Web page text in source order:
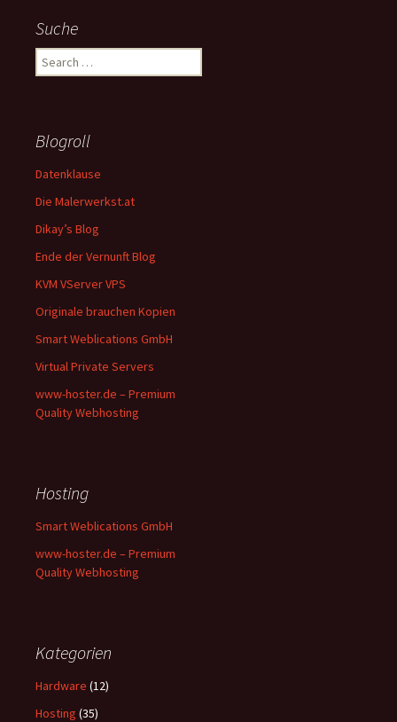
Suche
Search
for:
Blogroll
Datenklause
Die Malerwerkst.at
Dikay’s Blog
Ende der Vernunft Blog
KVM VServer VPS
Originale brauchen Kopien
Smart Weblications GmbH
Virtual Private Servers
www-hoster.de – Premium
Quality Webhosting
Hosting
Smart Weblications GmbH
www-hoster.de – Premium
Quality Webhosting
Kategorien
Hardware (12)
Hosting (35)